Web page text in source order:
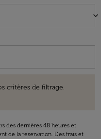
keyboard_arrow_down
critères de filtrage.
des dernières 48 heures et
de la réservation. Des frais et